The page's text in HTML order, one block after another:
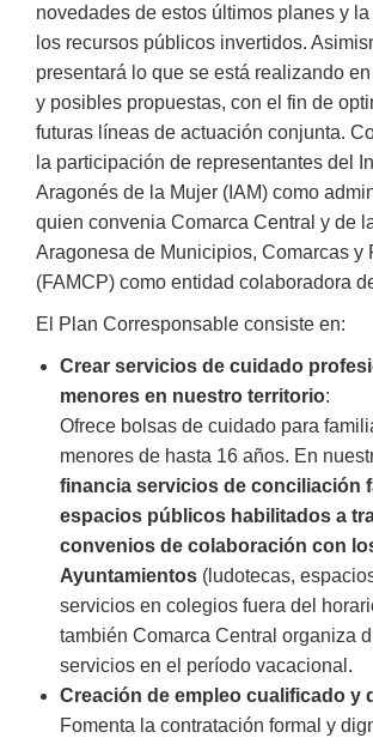
novedades de estos últimos planes y
los recursos públicos invertidos.
presentará lo que se está realizando
y posibles propuestas, con el fin de
futuras líneas de actuación conjunta.
la participación de representantes del
Aragonés de la Mujer (IAM) como
quien convenia Comarca Central y de
Aragonesa de Municipios, Comarcas y
(FAMCP) como entidad colaboradora
El Plan Corresponsable consiste en:
Crear servicios de cuidado
menores en nuestro territorio:
Ofrece bolsas de cuidado para
menores de hasta 16 años. En
financia servicios de conciliación
espacios públicos habilitados a
convenios de colaboración con
Ayuntamientos (ludotecas,
servicios en colegios fuera del
también Comarca Central organiza
servicios en el período vacacional.
Creación de empleo cualificado y
Fomenta la contratación formal y